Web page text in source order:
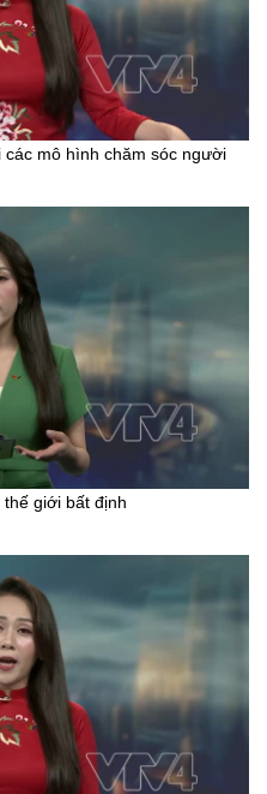
mô hình chăm sóc người
giới bất định